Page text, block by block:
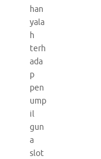
han
yala
h
terh
ada
p
pen
ump
il
gun
a
slot